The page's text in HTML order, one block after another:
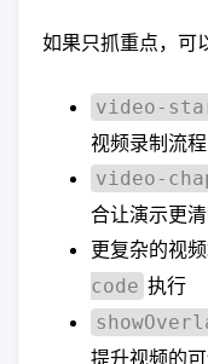
如果只抓重点，可
video-
视频录制流程
video-
合让演示更
更复杂的视
code 执行
提升视频的